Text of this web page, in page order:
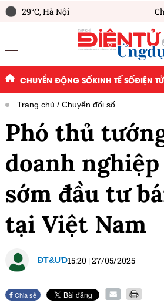
29°C,Hà Nội
CHUYỂN ĐỘNG SỐKINH TẾ SỐĐIỆN
Trang chủ Chuyển đổi số
Phó thủ
doanh
sớm đầu tư
tại Việt Nam
ĐT&ƯD15:20 |27/05/2025
Chia sẻ